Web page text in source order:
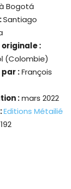
Bogotá
Santiago
:
(Colombie)
:François
:mars 2022
Editions Métailié
192